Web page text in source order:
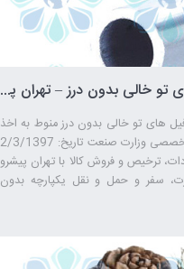
واردات لوله و پروفیل های تو خالی بدون درز – تهران پیشرو – شرکت ترخیص کالا
های تو خالی بدون درز منوط به اخذ
مجوز عدم ساخت داخل از دفتر تخصصی وزارت صنعت تاریخ: 2/3/1397
واردات، ترخیص و فروش کالا با تهران پیشرو
سفر و حمل ‌و نقل یکپارچه بدون